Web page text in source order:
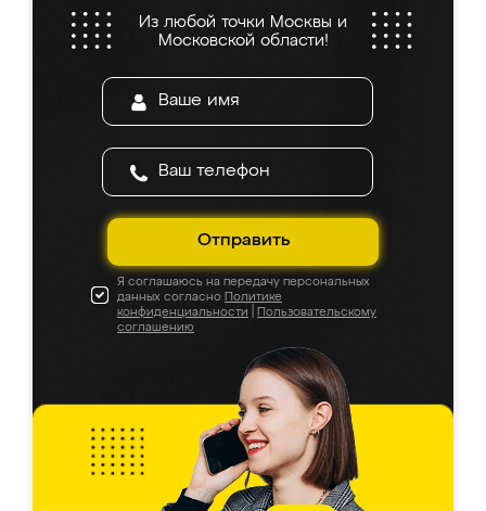
Из любой точки Москвы и
Московской области!
Отправить
Я соглашаюсь на передачу персональных
данных согласно Политике
конфиденциальности
Пользовательскому
соглашению